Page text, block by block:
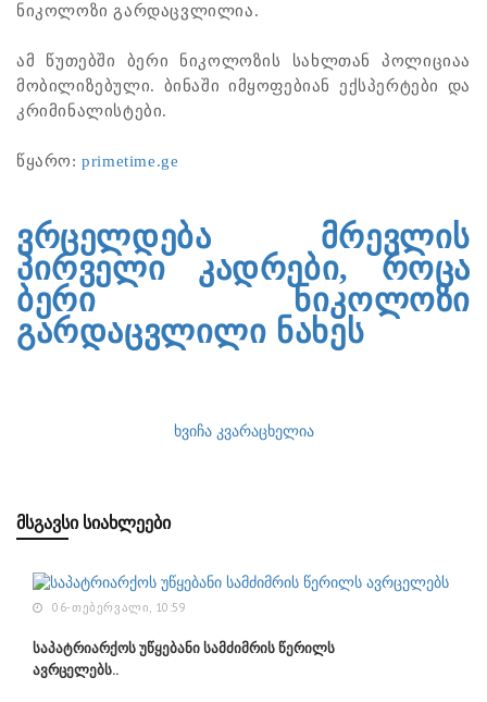
ნიკოლოზი გარდაცვლილია.
ამ წუთებში ბერი ნიკოლოზის სახლთან პოლიციაა
მობილიზებული. ბინაში იმყოფებიან ექსპერტები და
კრიმინალისტები.
წყარო: ​primetime.ge
ვრცელდება მრევლის
პირველი კადრები, როცა
ბერი ნიკოლოზი
გარდაცვლილი ნახეს
ხვიჩა კვარაცხელია
ᲛᲡᲒᲐᲕᲡᲘ ᲡᲘᲐᲮᲚᲔᲔᲑᲘ
06-ᲗᲔᲑᲔᲠᲕᲐᲚᲘ, 10:59
საპატრიარქოს უწყებანი სამძიმრის წერილს
ავრცელებს..